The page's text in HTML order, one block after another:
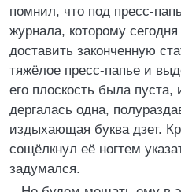
помнил, что под пресс-
журнала, которому
доставить законченную
тяжёлое пресс-папье и
его плоскость была пуста,
дергалась одна,
издыхающая буква дзет.
сощёлкнул её ногтем
задумался.